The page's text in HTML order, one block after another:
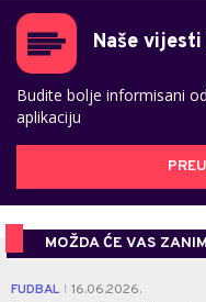
Naše
Budite bolje informisani
aplikaciju
MOŽDA ĆE VAS
FUDBAL 16.06.2026.